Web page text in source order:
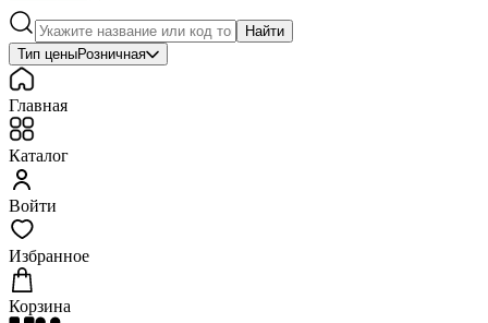
Найти
Тип ценыРозничная
Главная
Каталог
Войти
Избранное
Корзина